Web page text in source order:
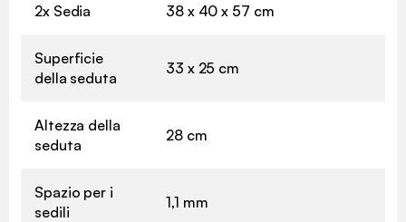
2x Sedia 38 x 40 x 57 cm
Superficie
della seduta
33 x 25 cm
Altezza della
seduta
28 cm
Spazio per i
sedili
1,1 mm